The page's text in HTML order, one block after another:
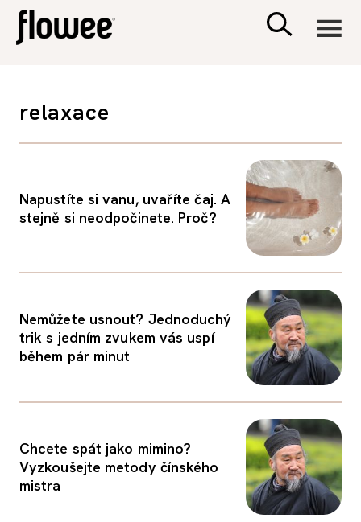
PORADNA
relaxace
Napustíte si vanu, uvaříte čaj. A
stejně si neodpočinete. Proč?
Nemůžete usnout? Jednoduchý
trik s jedním zvukem vás uspí
během pár minut
Chcete spát jako mimino?
Vyzkoušejte metody čínského
mistra